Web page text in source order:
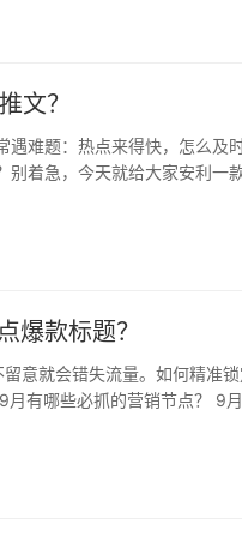
文？
遇难题：热点来得快，怎么及
着急，今天就给大家安利一
爆款标题？
意就会错失流量。如何精准
有哪些必抓的营销节点？ 9